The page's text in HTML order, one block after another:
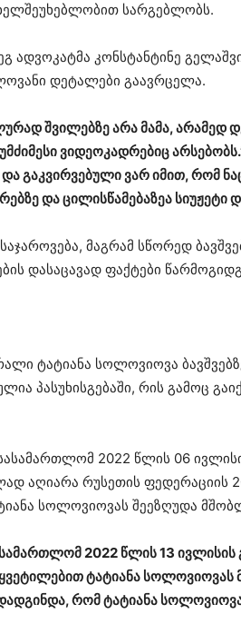
სარ­გებ­ლობს.
ად­ვო­კატ­მა კონ­სტან­ტი­ნე
დე­ტა­ლე­ბი გა­ავ­რცე­ლა.
შვი­ლებ­ზე არა მამა, არა­მედ
ვი­დე­ო­კად­რე­ბიც
და გაკ­ვირ­ვე­ბუ­ლი ვარ იმით, რომ
და ცი­ლის­წა­მე­ბა­ზეა სი­უ­ჟე­ტი
მაგ­რამ სწო­რედ
და­სა­ცა­ვად ფაქ­ტე­ბი
ტა­ტი­ა­ნა სო­ლო­ვი­ო­ვა
პა­სუ­ხის­გე­ბა­ში, რის გა­მოც
2022 წლის 06
აღი­ა­რა რუ­სე­თის ფე­დე­რა­ცი­ის
სო­ლო­ვი­ო­ვას შე­ე­ზღუ­და
2022 წლის 13 ივ­ლი­სის
ტა­ტი­ა­ნა სო­ლო­ვი­ო­ვას
რომ ტა­ტი­ა­ნა